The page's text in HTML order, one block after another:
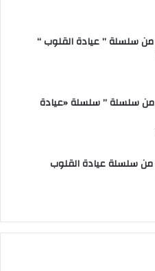
المقال رقم 5 من سلسلة ” سلسلة «عيادة